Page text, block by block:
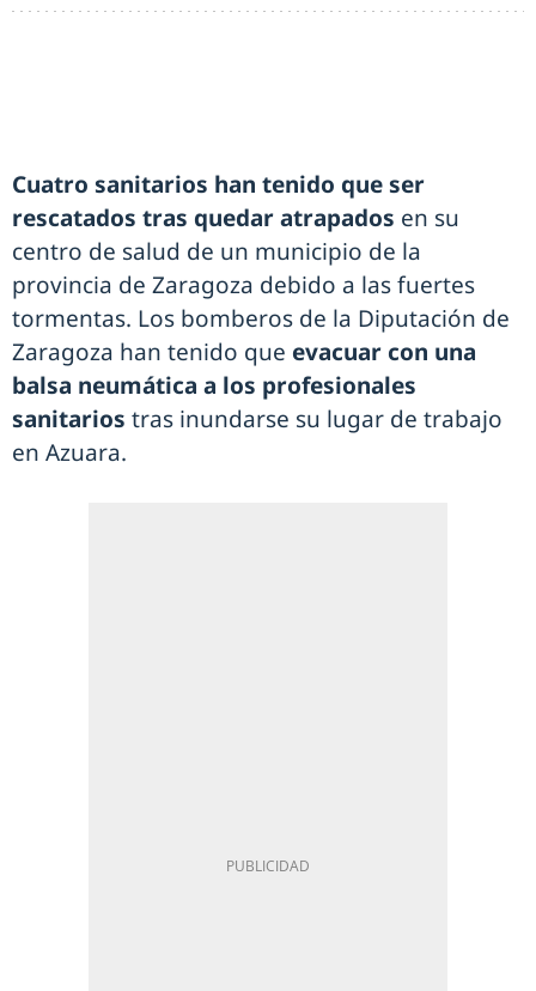
Cuatro sanitarios han tenido que ser
rescatados tras quedar atrapados en su
centro de salud de un municipio de la
provincia de Zaragoza debido a las fuertes
tormentas. Los bomberos de la Diputación de
Zaragoza han tenido que evacuar con una
balsa neumática a los profesionales
sanitarios tras inundarse su lugar de trabajo
en Azuara.